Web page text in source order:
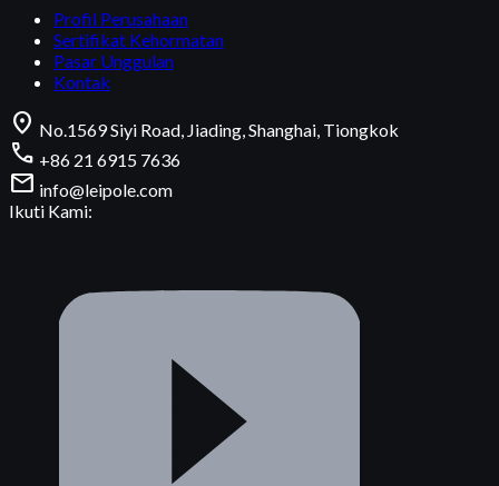
Profil Perusahaan
Sertifikat Kehormatan
Pasar Unggulan
Kontak
location_on No.1569 Siyi Road, Jiading, Shanghai, Tiongkok
call +86 21 6915 7636
mail info@leipole.com
Ikuti Kami: